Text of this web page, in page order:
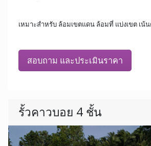
เหมาะสำหรับ ล้อมเขตแดน ล้อมที่ แบ่งเขต เน้
สอบถาม และประเมินราคา
รั้วคาวบอย 4 ชั้น